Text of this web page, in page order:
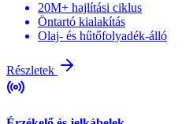
20M+ hajlítási ciklus
Öntartó kialakítás
Olaj- és hűtőfolyadék-álló
Részletek